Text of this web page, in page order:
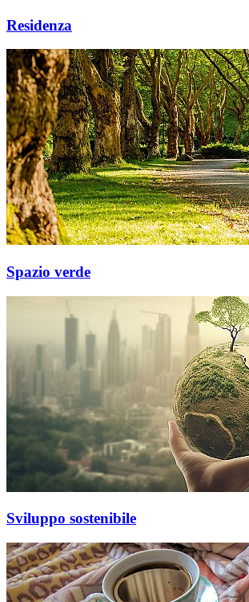
Residenza
Spazio verde
Sviluppo sostenibile